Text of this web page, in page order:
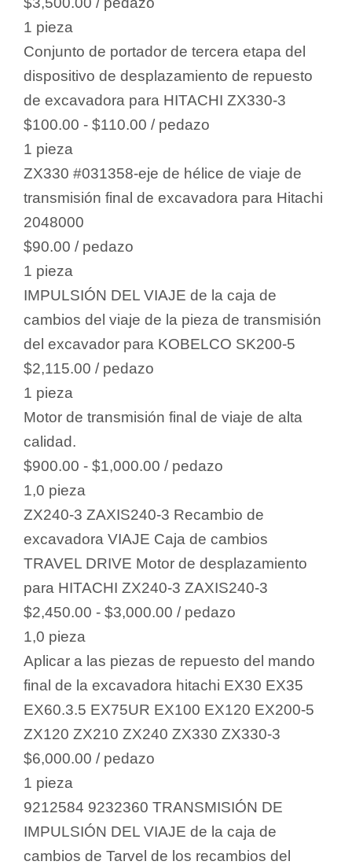
1 pieza
Conjunto de portador de tercera etapa del
dispositivo de desplazamiento de repuesto
de excavadora para HITACHI ZX330-3
$100.00 - $110.00 / pedazo
1 pieza
ZX330 #031358-eje de hélice de viaje de
transmisión final de excavadora para Hitachi
2048000
$90.00 / pedazo
1 pieza
IMPULSIÓN DEL VIAJE de la caja de
cambios del viaje de la pieza de transmisión
del excavador para KOBELCO SK200-5
$2,115.00 / pedazo
1 pieza
Motor de transmisión final de viaje de alta
calidad.
$900.00 - $1,000.00 / pedazo
1,0 pieza
ZX240-3 ZAXIS240-3 Recambio de
excavadora VIAJE Caja de cambios
TRAVEL DRIVE Motor de desplazamiento
para HITACHI ZX240-3 ZAXIS240-3
$2,450.00 - $3,000.00 / pedazo
1,0 pieza
Aplicar a las piezas de repuesto del mando
final de la excavadora hitachi EX30 EX35
EX60.3.5 EX75UR EX100 EX120 EX200-5
ZX120 ZX210 ZX240 ZX330 ZX330-3
$6,000.00 / pedazo
1 pieza
9212584 9232360 TRANSMISIÓN DE
IMPULSIÓN DEL VIAJE de la caja de
cambios de Tarvel de los recambios del